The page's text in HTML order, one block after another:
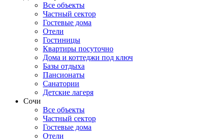
Все объекты
Частный сектор
Гостевые дома
Отели
Гостиницы
Квартиры посуточно
Дома и коттеджи под ключ
Базы отдыха
Пансионаты
Санатории
Детские лагеря
Сочи
Все объекты
Частный сектор
Гостевые дома
Отели